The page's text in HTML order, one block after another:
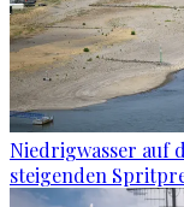
Niedrigwasser auf
steigenden